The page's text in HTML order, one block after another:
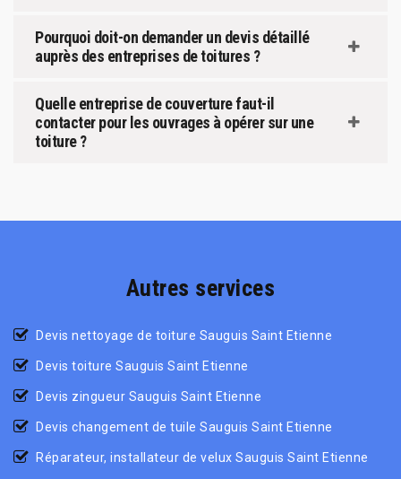
Pourquoi doit-on demander un devis détaillé
auprès des entreprises de toitures ?
Quelle entreprise de couverture faut-il
contacter pour les ouvrages à opérer sur une
toiture ?
Autres services
Devis nettoyage de toiture Sauguis Saint Etienne
Devis toiture Sauguis Saint Etienne
Devis zingueur Sauguis Saint Etienne
Devis changement de tuile Sauguis Saint Etienne
Réparateur, installateur de velux Sauguis Saint Etienne